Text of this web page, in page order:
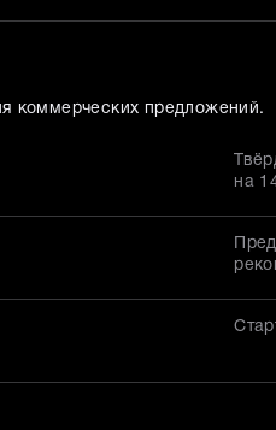
коммерческих предложений.
на